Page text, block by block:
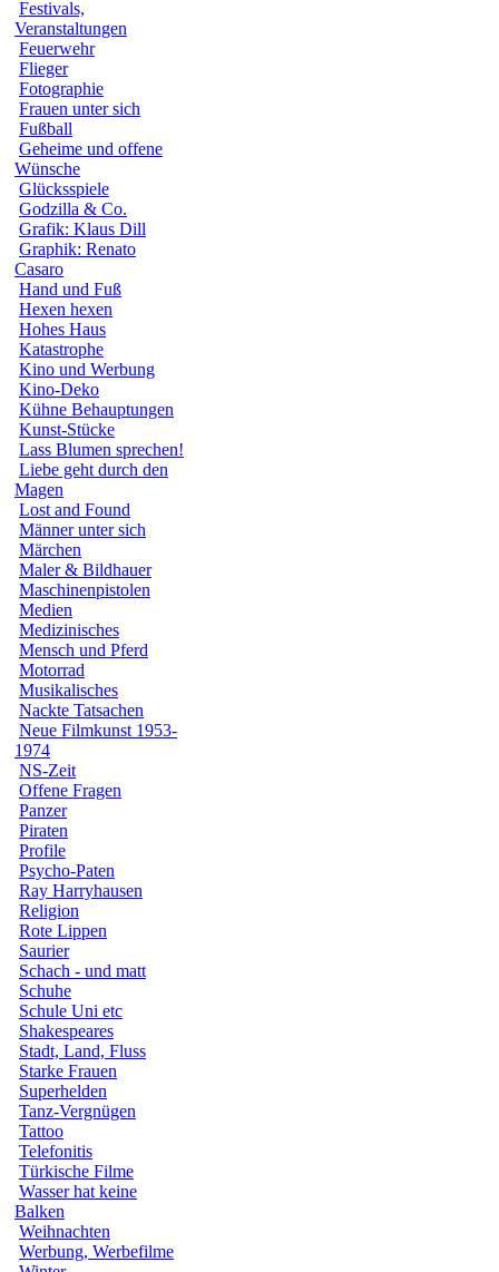
Festivals,
Veranstaltungen
Feuerwehr
Flieger
Fotographie
Frauen unter sich
Fußball
Geheime und offene
Wünsche
Glücksspiele
Godzilla & Co.
Grafik: Klaus Dill
Graphik: Renato
Casaro
Hand und Fuß
Hexen hexen
Hohes Haus
Katastrophe
Kino und Werbung
Kino-Deko
Kühne Behauptungen
Kunst-Stücke
Lass Blumen sprechen!
Liebe geht durch den
Magen
Lost and Found
Männer unter sich
Märchen
Maler & Bildhauer
Maschinenpistolen
Medien
Medizinisches
Mensch und Pferd
Motorrad
Musikalisches
Nackte Tatsachen
Neue Filmkunst 1953-
1974
NS-Zeit
Offene Fragen
Panzer
Piraten
Profile
Psycho-Paten
Ray Harryhausen
Religion
Rote Lippen
Saurier
Schach - und matt
Schuhe
Schule Uni etc
Shakespeares
Stadt, Land, Fluss
Starke Frauen
Superhelden
Tanz-Vergnügen
Tattoo
Telefonitis
Türkische Filme
Wasser hat keine
Balken
Weihnachten
Werbung, Werbefilme